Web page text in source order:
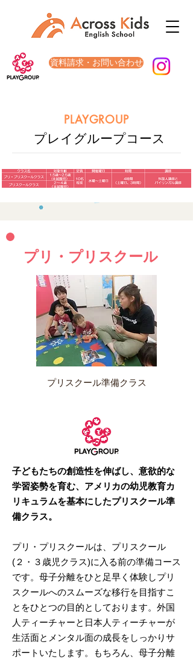
資料請求・お問い合わせ
​PLAYGROUP
​プレイグループコース
​プリ・プリスクール
プリスクール準備クラス
子どもたちの創造性を伸ばし、意欲的な
学習姿勢を育む、アメリカの幼児教育カ
リキュラムを基本にしたプリスクール準
備クラス。
プリ・プリスクールは、プリスクール
(２・３歳児クラス)に入る前の準備コース
です。母子分離をひと足早く体験しプリ
スクールへのスムーズな移行を目指すこ
とをひとつの目的としております。外国
人ティーチャーと日本人ティーチャーが
生活面とメンタル面の成長をしっかりサ
ポートいたします。もちろん、母子分離